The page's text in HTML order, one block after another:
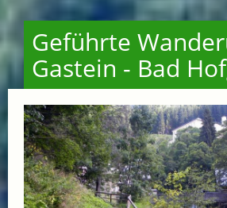
Geführte
Gastein - Bad